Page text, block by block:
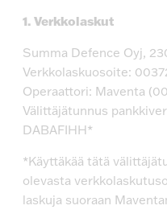
1. Verkkolaskut
Summa Defence Oyj,
Verkkolaskuosoite:
Operaattori: Maventa
Välittäjätunnus
DABAFIHH*
*Käyttäkää tätä
olevasta
laskuja suoraan